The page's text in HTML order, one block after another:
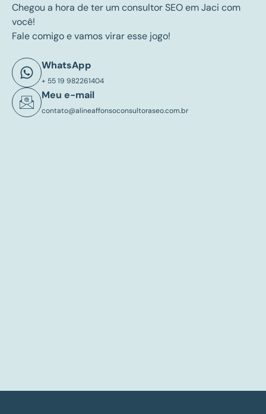
Chegou a hora de ter um consultor SEO em Jaci com
você!
Fale comigo e vamos virar esse jogo!
WhatsApp
+ 55 19 982261404
Meu e-mail
contato@alineaffonsoconsultoraseo.com.br